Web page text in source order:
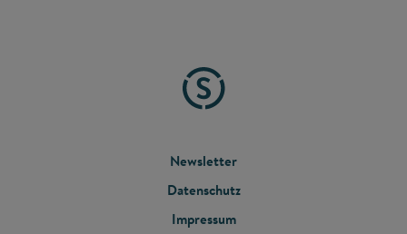
FOOTER
MENU
Newsletter
Datenschutz
Impressum